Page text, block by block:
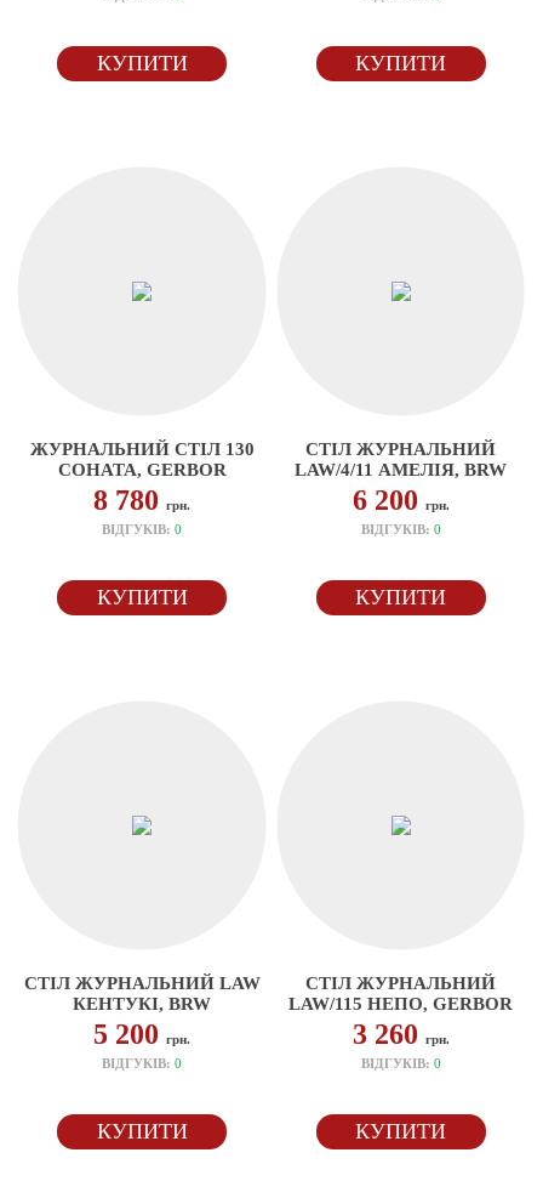
КУПИТИ КУПИТИ
ЖУРНАЛЬНИЙ СТІЛ 130
СОНАТА, GERBOR
8 780грн.
ВІДГУКІВ:0
КУПИТИ
СТІЛ ЖУРНАЛЬНИЙ
LAW/4/11 АМЕЛІЯ, BRW
6 200 грн.
ВІДГУКІВ: 0
КУПИТИ
СТІЛ ЖУРНАЛЬНИЙ LAW
КЕНТУКІ, BRW
5 200грн.
ВІДГУКІВ:0
КУПИТИ
СТІЛ ЖУРНАЛЬНИЙ
LAW/115 НЕПО, GERBOR
3 260 грн.
ВІДГУКІВ: 0
КУПИТИ